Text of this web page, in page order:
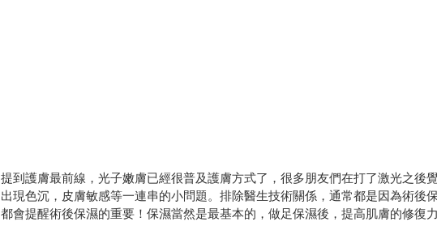
提到護膚最前線，光子嫩膚已經很普及護膚方式了，很多朋友們在打了激光之後
出現色沉，皮膚敏感等一連串的小問題。排除醫生技術關係，通常都是因為術後
都會提醒術後保濕的重要！保濕當然是最基本的，做足保濕後，提高肌膚的修復